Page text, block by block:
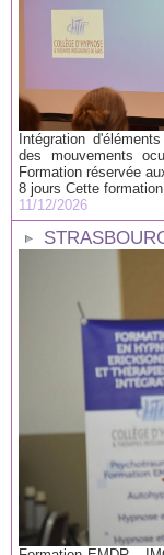
Intégration
des mouvements
Formation réservée
8 jours Cette
11/12/2026